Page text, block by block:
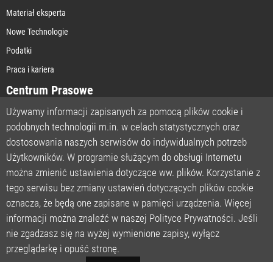
Materiał eksperta
Nowe Technologie
Podatki
Praca i kariera
Centrum Prasowe
STRONA GŁÓWNA
O NAS
POLITYKA PRYWATNOŚCI
REGULAMIN
LICENCJA
REJESTRACJA
KONTAKT
Używamy informacji zapisanych za pomocą plików cookie i
podobnych technologii m.in. w celach statystycznych oraz
dostosowania naszych serwisów do indywidualnych potrzeb
Użytkowników. W programie służącym do obsługi Internetu
można zmienić ustawienia dotyczące ww. plików. Korzystanie z
tego serwisu bez zmiany ustawień dotyczących plików cookie
oznacza, że będą one zapisane w pamięci urządzenia. Więcej
informacji można znaleźć w naszej Polityce Prywatności. Jeśli
nie zgadzasz się na wyżej wymienione zapisy, wyłącz
przeglądarkę i opuść stronę.